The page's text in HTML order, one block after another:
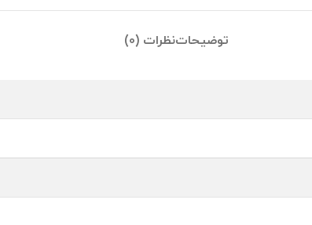
توضیحاتنظرات (0)